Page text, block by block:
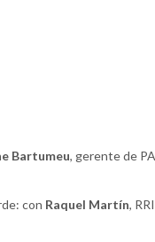
Bartumeu, gerente de
con Raquel Martín,